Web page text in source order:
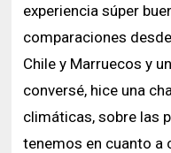
experiencia súper
comparaciones
Chile y Marruecos y
conversé, hice una
climáticas, sobre las
tenemos en cuanto a